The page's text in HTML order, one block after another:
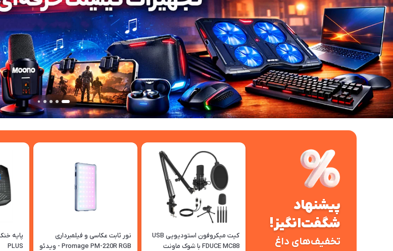
پیشنهاد
شگفت‌انگیز!
تخفیف‌های داغ
کیت میکروفون استودیویی USB
FDUCE MC88 با شوک ماونت
نور ثابت عکاسی و فیلمبرداری
Promage PM-220R RGB - ویدئو
PLUS